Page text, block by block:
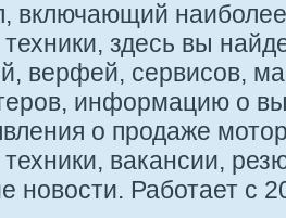
включающий
здесь вы
верфей, сервисов,
информацию о
о продаже
вакансии,
новости. Работает с